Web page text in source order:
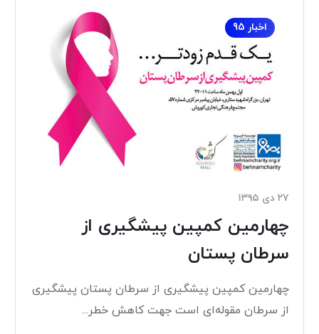
اخبار 95
۲۷ دی ۱۳۹۵
چهارمین کمپین پیشگیری از
سرطان پستان
چهارمین کمپین پیشگیری از سرطان پستان پیشگیری
از سرطان مقوله‌ای است جهت کاهش خطر...